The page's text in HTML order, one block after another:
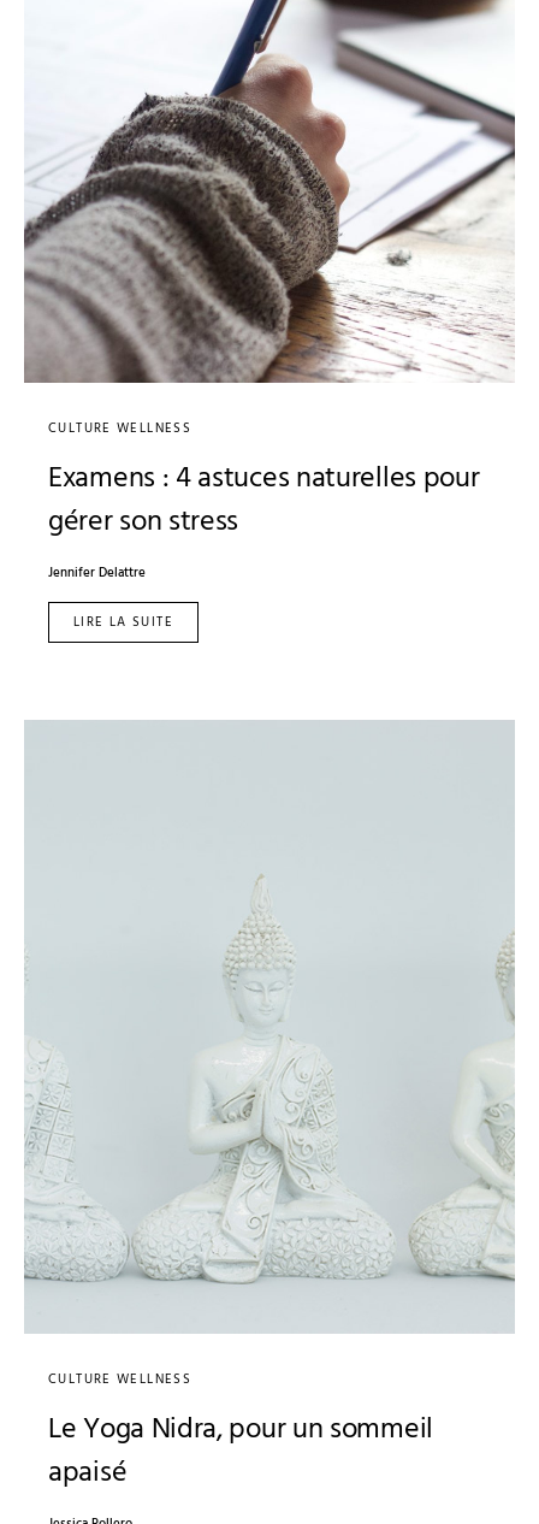
CULTURE WELLNESS
Examens : 4 astuces naturelles pour
gérer son stress
Jennifer Delattre
LIRE LA SUITE
CULTURE WELLNESS
Le Yoga Nidra, pour un sommeil
apaisé